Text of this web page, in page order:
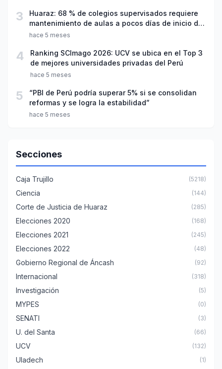
3
Huaraz: 68 % de colegios supervisados requiere
mantenimiento de aulas a pocos días de inicio del
año escolar 2026
hace 5 meses
4
Ranking SCImago 2026: UCV se ubica en el Top 3
de mejores universidades privadas del Perú
hace 5 meses
5
“PBI de Perú podría superar 5% si se consolidan
reformas y se logra la estabilidad”
hace 5 meses
Secciones
Caja Trujillo (5218)
Ciencia (144)
Corte de Justicia de Huaraz (285)
Elecciones 2020 (168)
Elecciones 2021 (245)
Elecciones 2022 (48)
Gobierno Regional de Áncash (92)
Internacional (318)
Investigación (5)
MYPES (0)
SENATI (3)
U. del Santa (66)
UCV (132)
Uladech (1)